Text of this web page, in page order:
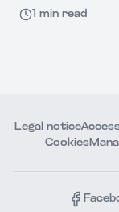
Poutine en
1 min read
Legal notice
Cookies